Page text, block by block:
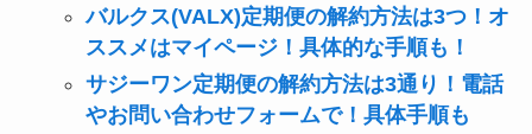
バルクス(VALX)定期便の解約方法は3つ！オ
ススメはマイページ！具体的な手順も！
サジーワン定期便の解約方法は3通り！電話
やお問い合わせフォームで！具体手順も